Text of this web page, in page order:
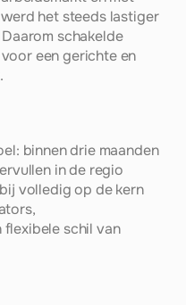
het steeds lastiger
schakelde
een gerichte en
binnen drie maanden
in de regio
volledig op de kern
schil van